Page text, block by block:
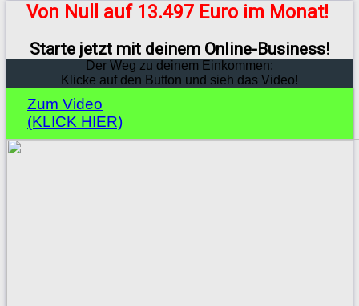
Von Null auf 13.497 Euro im Monat!
Starte jetzt mit deinem Online-Business!
Der Weg zu deinem Einkommen:
Klicke auf den Button und sieh das Video!
Zum Video
(KLICK HIER)